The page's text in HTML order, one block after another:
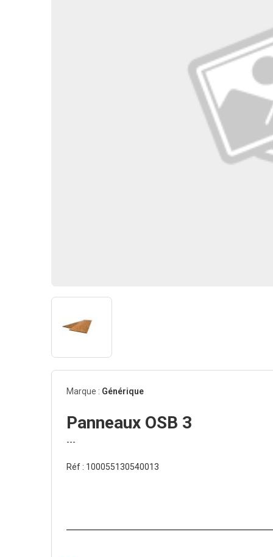
Marque : Générique
Panneaux OSB 3
---
Réf : 100055130540013